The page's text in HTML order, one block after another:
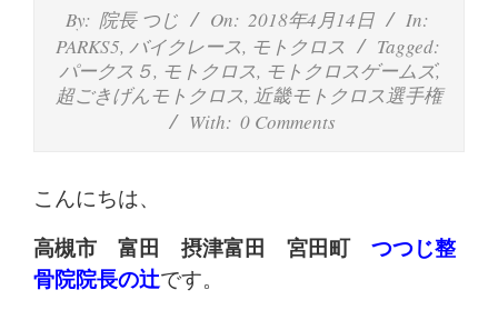
の
整
肩
こ
り
By: 院長 つじ On: 2018年4月14日
In:
PARKS5, バイクレース, モトクロス
Tagged:
パークス５, モトクロス, モトクロスゲームズ,
超ごきげんモトクロス, 近畿モトクロス選手権
With: 0 Comments
こんにちは、
高槻市 富田 摂津富田 宮田町 つつじ整
骨院院長の辻です。